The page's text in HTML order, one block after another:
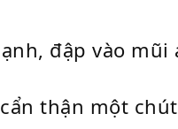
đập vào mũi
thận một